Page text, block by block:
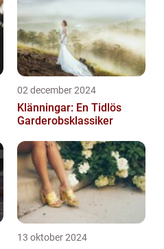
02 december 2024
Klänningar: En Tidlös
Garderobsklassiker
13 oktober 2024